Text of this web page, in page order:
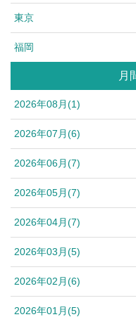
東京
福岡
月
2026年08月(1)
2026年07月(6)
2026年06月(7)
2026年05月(7)
2026年04月(7)
2026年03月(5)
2026年02月(6)
2026年01月(5)